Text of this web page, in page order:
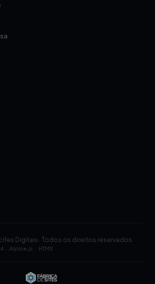
Digitais · Todos os direitos reservados
· Alpine.js · HTMX